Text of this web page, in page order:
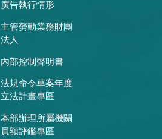
廣告執行情形
主管勞動業務財團
法人
內部控制聲明書
法規命令草案年度
立法計畫專區
本部辦理所屬機關
員額評鑑專區